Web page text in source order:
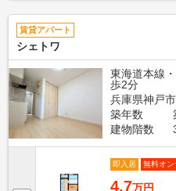
賃貸アパート
シェトワ
東海道本線
歩2分
兵庫県神戸
築年数
建物階数
即入居 無料オ
4.7万円